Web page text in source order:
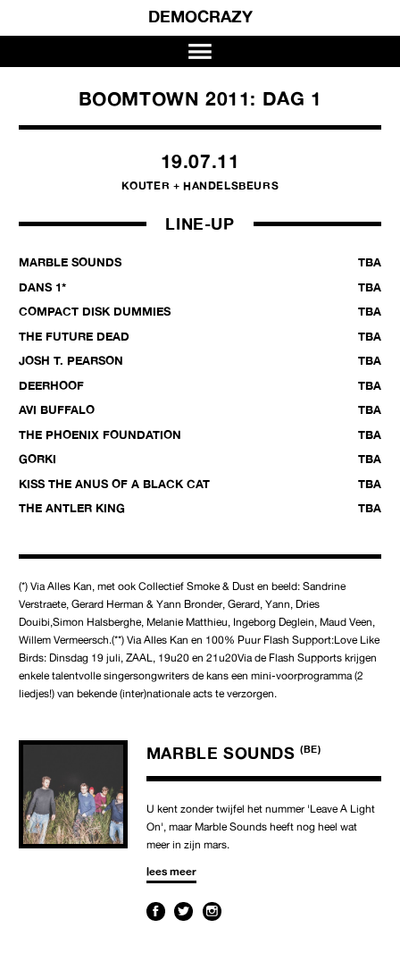
DEMOCRAZY
(*) Via Alles Kan, met ook Collectief Smoke & Dust en beeld: Sandrine
Verstraete, Gerard Herman & Yann Bronder, Gerard, Yann, Dries
Douibi,Simon Halsberghe, Melanie Matthieu, Ingeborg Deglein, Maud Veen,
Willem Vermeersch.(**) Via Alles Kan en 100% Puur Flash Support:Love Like
Birds: Dinsdag 19 juli, ZAAL, 19u20 en 21u20Via de Flash Supports krijgen
enkele talentvolle singersongwriters de kans een mini-voorprogramma (2
liedjes!) van bekende (inter)nationale acts te verzorgen.
MARBLE SOUNDS (BE)
U kent zonder twijfel het nummer 'Leave A Light
On', maar Marble Sounds heeft nog heel wat
meer in zijn mars.
lees meer
BOOMTOWN 2011: DAG 1
19.07.11
KOUTER + HANDELSBEURS
LINE-UP
MARBLE SOUNDS
TBA
DANS 1*
TBA
COMPACT DISK DUMMIES
TBA
THE FUTURE DEAD
TBA
JOSH T. PEARSON
TBA
DEERHOOF
TBA
AVI BUFFALO
TBA
THE PHOENIX FOUNDATION
TBA
GORKI
TBA
KISS THE ANUS OF A BLACK CAT
TBA
THE ANTLER KING
TBA